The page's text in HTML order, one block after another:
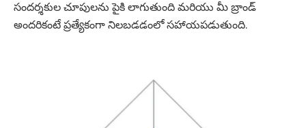
సందర్శకుల చూపులను పైకి లాగుతుంది మరియు మీ బ్రాండ్
అందరికంటే ప్రత్యేకంగా నిలబడడంలో సహాయపడుతుంది.